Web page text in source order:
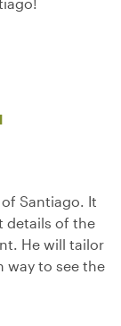
Santiago. It
details of the
He will tailor
way to see the